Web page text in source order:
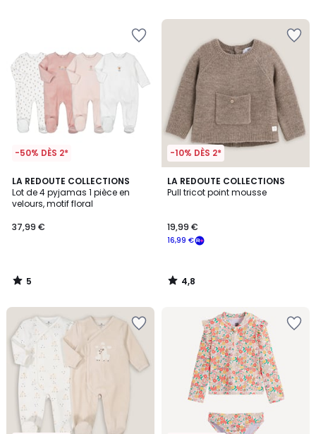
-50% DÈS 2*
LA REDOUTE COLLECTIONS
Lot de 4 pyjamas 1 pièce en
velours, motif floral
37,99 €
5
/
5
5
/
-10% DÈS 2*
LA REDOUTE COLLECTIONS
Pull tricot point mousse
16,99 €
19,99 €
4,8
/ 5
4,8
/